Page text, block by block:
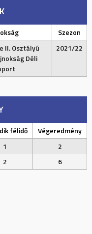
Szezon
II. Osztályú
Déli
2021/22
félidő
Végeredmény
1
2
2 6